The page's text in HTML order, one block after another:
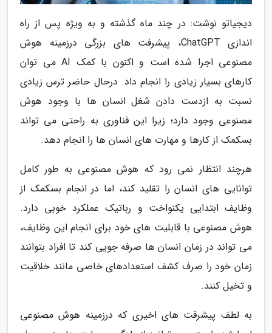
دیجیاتو نوشت: در چند ماه گذشته و به ویژه پس از راه
اندازی ChatGPT، پیشرفت های بزرگی درزمینه هوش
مصنوعی اجرا شده است و اکنون با کمک AI می توان
کارهای بسیار زیادی را انجام داد. درحال حاضر ترس زیادی
نسبت به ازدست دادن شغل انسان ها با وجود هوش
مصنوعی وجود دارد؛ زیرا این فناوری به راحتی می تواند
بسکمک از کارها و مهارت های انسان ها را انجام دهد.
هرچند انتظار نمی رود که هوش مصنوعی به طور کامل
توانایی های انسان را تقلید کند، اما در انجام بسکمک از
وظایف ابتدایی یکنواخت و رباتیک عملکرد خوبی دارد.
هوش مصنوعی با قابلیت های خود برای انجام این وظایف،
می تواند در زمان انسان ها صرفه جویی کند تا افراد بتوانند
زمان خود را صرف کشف استعدادهای خاصی مانند خلاقیت
و تخیل کنند.
به لطف پیشرفت های اخیری که درزمینه هوش مصنوعی